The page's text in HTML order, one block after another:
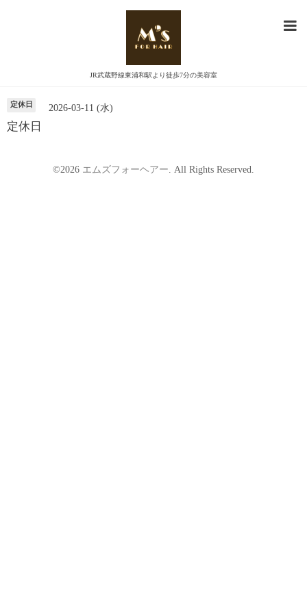
JR武蔵野線東浦和駅より徒歩7分の美容室
定休日 2026-03-11 (水)
定休日
©2026 エムズフォーヘアー . All Rights Reserved.